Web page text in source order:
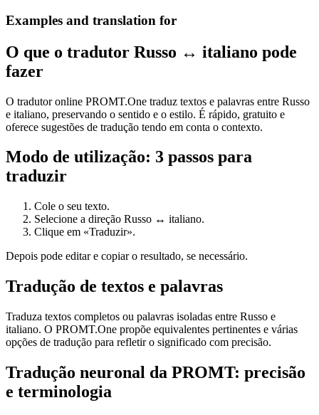
Examples and translation for
O que o tradutor Russo ↔ italiano pode
fazer
O tradutor online PROMT.One traduz textos e palavras entre Russo
e italiano, preservando o sentido e o estilo. É rápido, gratuito e
oferece sugestões de tradução tendo em conta o contexto.
Modo de utilização: 3 passos para
traduzir
Cole o seu texto.
Selecione a direção Russo ↔ italiano.
Clique em «Traduzir».
Depois pode editar e copiar o resultado, se necessário.
Tradução de textos e palavras
Traduza textos completos ou palavras isoladas entre Russo e
italiano. O PROMT.One propõe equivalentes pertinentes e várias
opções de tradução para refletir o significado com precisão.
Tradução neuronal da PROMT: precisão
e terminologia